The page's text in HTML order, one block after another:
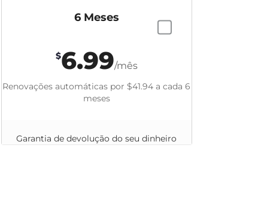
6 Meses
$6.99/mês
Renovações automáticas por $41.94 a cada 6
meses
Garantia de devolução do seu dinheiro